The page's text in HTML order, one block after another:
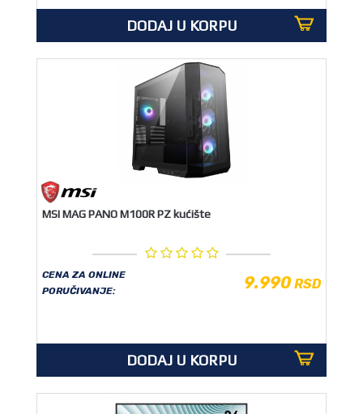
DODAJ U KORPU
MSI MAG PANO M100R PZ kućište
CENA ZA ONLINE
PORUČIVANJE:
9.990RSD
DODAJ U KORPU